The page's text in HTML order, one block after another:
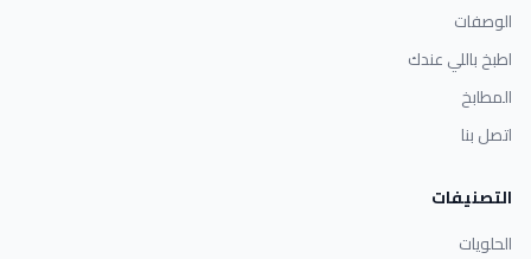
الوصفات
اطبخ باللي عندك
المطابخ
اتصل بنا
التصنيفات
الحلويات